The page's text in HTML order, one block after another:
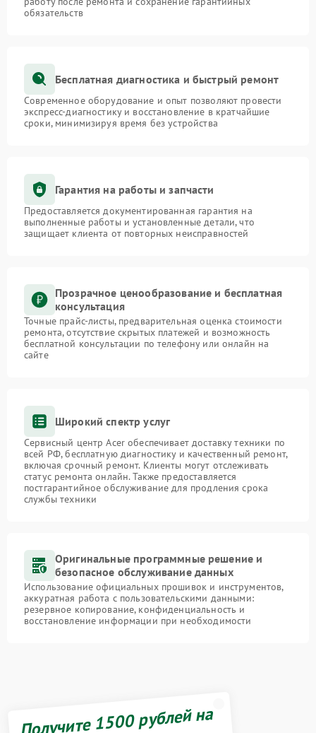
обязательств
Бесплатная диагностика и быстрый ремонт
Современное оборудование и опыт позволяют провести
экспресс-диагностику и восстановление в кратчайшие
сроки, минимизируя время без устройства
Гарантия на работы и запчасти
Предоставляется документированная гарантия на
выполненные работы и установленные детали, что
защищает клиента от повторных неисправностей
Прозрачное ценообразование и бесплатная
консультация
Точные прайс-листы, предварительная оценка стоимости
ремонта, отсутствие скрытых платежей и возможность
бесплатной консультации по телефону или онлайн на
сайте
Широкий спектр услуг
Сервисный центр Acer обеспечивает доставку техники по
всей РФ, бесплатную диагностику и качественный ремонт,
включая срочный ремонт. Клиенты могут отслеживать
статус ремонта онлайн. Также предоставляется
постгарантийное обслуживание для продления срока
службы техники
Оригинальные программные решение и
безопасное обслуживание данных
Использование официальных прошивок и инструментов,
аккуратная работа с пользовательскими данными:
резервное копирование, конфиденциальность и
восстановление информации при необходимости
Получите 1500 рублей на